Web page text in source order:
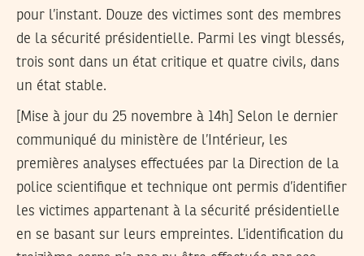
pour l’instant. Douze des victimes sont des membres
de la sécurité présidentielle. Parmi les vingt blessés,
trois sont dans un état critique et quatre civils, dans
un état stable.
[Mise à jour du 25 novembre à 14h]
Selon le dernier
communiqué du ministère de l’Intérieur, les
premières analyses effectuées par la Direction de la
police scientifique et technique ont permis d’identifier
les victimes appartenant à la sécurité présidentielle
en se basant sur leurs empreintes. L’identification du